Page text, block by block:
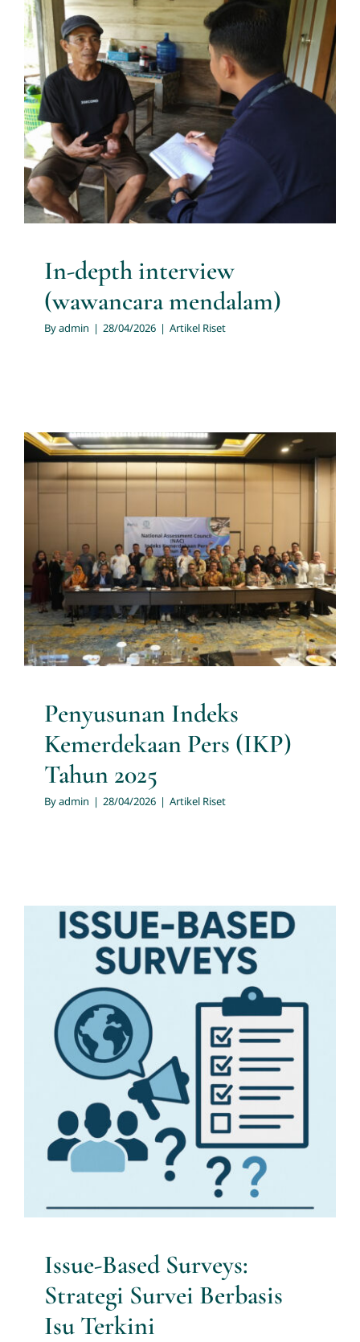
In-depth interview
(wawancara mendalam)
Artikel Riset
In-depth interview
(wawancara mendalam)
Byadmin | 28/04/2026 | Artikel Riset
Penyusunan Indeks
Kemerdekaan Pers (IKP)
Tahun 2025
Artikel Riset
Penyusunan Indeks
Kemerdekaan Pers (IKP)
Tahun 2025
Byadmin | 28/04/2026 | Artikel Riset
Issue-Based Surveys: Strategi
Survei Berbasis Isu Terkini
Artikel Riset
Issue-Based Surveys:
Strategi Survei Berbasis
Isu Terkini